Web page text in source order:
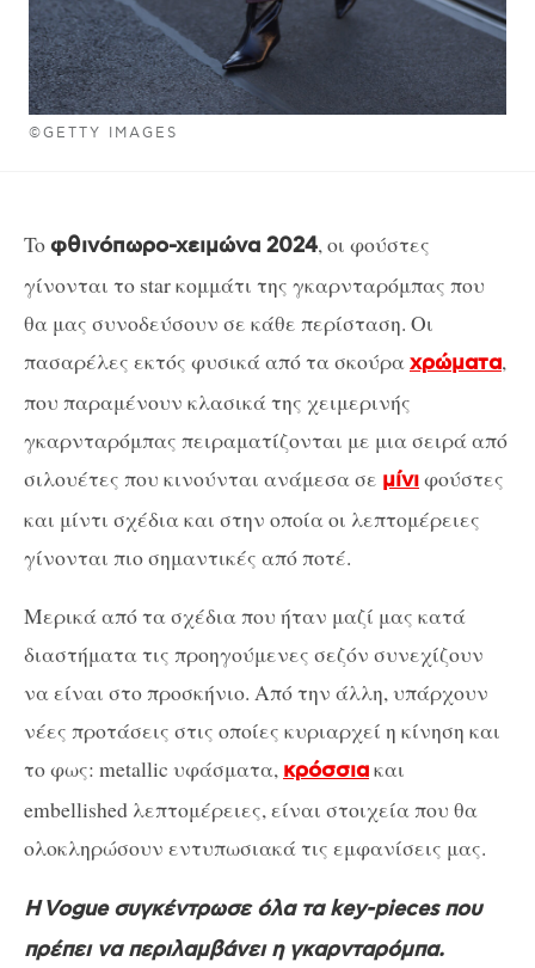
©GETTY IMAGES
Toφθινόπωρο-χειμώνα 2024, οι φούστες
γίνονται το star κομμάτι της γκαρνταρόμπας που
θα μας συνοδεύσoυν σε κάθε περίσταση. Οι
πασαρέλες εκτός φυσικά από τα σκούραχρώματα,
που παραμένουν κλασικά της χειμερινής
γκαρνταρόμπας πειραματίζονται με μια σειρά από
σιλουέτες που κινούνται ανάμεσα σε μίνιφούστες
και μίντι σχέδια και στην οποία οι λεπτομέρειες
γίνονται πιο σημαντικές από ποτέ.
Μερικά από τα σχέδια που ήταν μαζί μας κατά
διαστήματα τις προηγούμενες σεζόν συνεχίζουν
να είναι στο προσκήνιο. Από την άλλη, υπάρχουν
νέες προτάσεις στις οποίες κυριαρχεί η κίνηση και
το φως: metallic υφάσματα, κρόσσιακαι
embellished λεπτομέρειες, είναι στοιχεία που θα
ολοκληρώσουν εντυπωσιακά τις εμφανίσεις μας.
Η Vogue συγκέντρωσε όλα τα key-pieces που
πρέπει να περιλαμβάνει η γκαρνταρόμπα.